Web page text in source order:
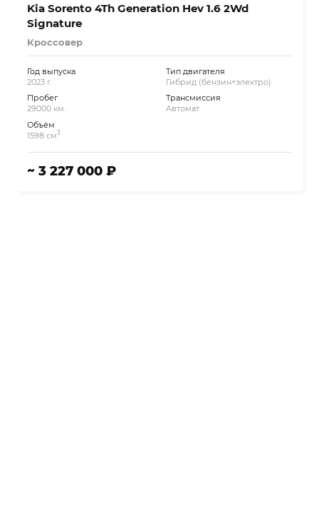
Kia Sorento 4Th Generation Hev 1.6 2Wd
Signature
Кроссовер
Год выпуска
2023 г.
Пробег
29000 км.
Объём
1598 см3
Тип двигателя
Гибрид (бензин+электро)
Трансмиссия
Автомат
~ 3 227 000 ₽